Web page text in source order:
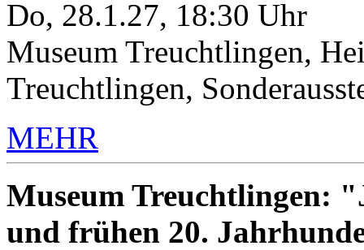
Do, 28.1.27, 18:30 Uhr
Museum Treuchtlingen,
Treuchtlingen,
MEHR
Museum Treuchtlingen:
und frühen 20.